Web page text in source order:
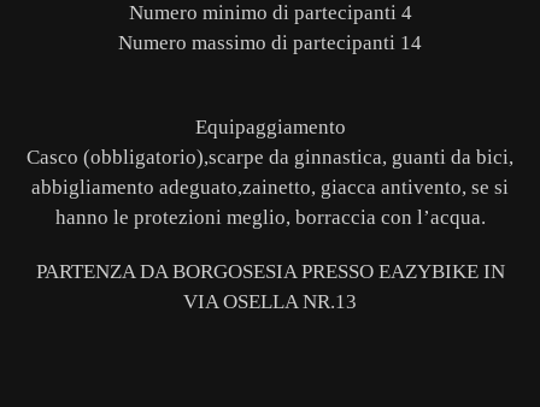
Numero minimo di partecipanti 4
Numero massimo di partecipanti 14
Equipaggiamento
Casco (obbligatorio),scarpe da ginnastica, guanti da bici,
abbigliamento adeguato,zainetto, giacca antivento, se si
hanno le protezioni meglio, borraccia con l’acqua.
PARTENZA DA BORGOSESIA PRESSO EAZYBIKE IN
VIA OSELLA NR.13